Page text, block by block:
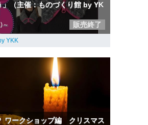
」（主催：ものづくり館 by YK
～ 販売終了
YKK
ワークショップ編 クリスマス